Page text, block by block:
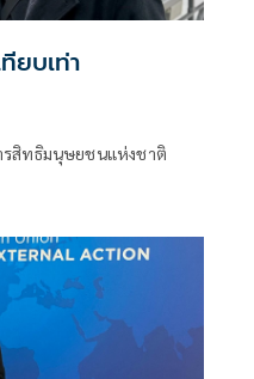
ยบเท่า
รสิทธิมนุษยชนแห่งชาติ